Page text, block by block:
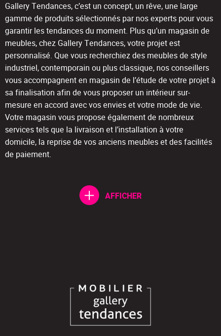
Gallery Tendances, c’est un concept, un rêve, une large
gamme de produits sélectionnés par nos experts pour vous
garantir les tendances du moment. Plus qu’un magasin de
meubles, chez Gallery Tendances, votre projet est
personnalisé. Que vous recherchiez des meubles de style
industriel, contemporain ou plus classique, nos conseillers
vous accompagnent en magasin de l’étude de votre projet à
sa finalisation afin de vous proposer un intérieur sur-
mesure en accord avec vos envies et votre mode de vie.
Votre magasin vous propose également de nombreux
services tels que la livraison et l’installation à votre
domicile, la reprise de vos anciens meubles et des facilités
de paiement.
AFFICHER